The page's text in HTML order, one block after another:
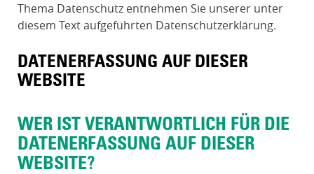
Thema Datenschutz entnehmen Sie unserer unter
diesem Text aufgeführten Datenschutzerklärung.
DATENERFASSUNG AUF DIESER
WEBSITE
WER IST VERANTWORTLICH FÜR DIE
DATENERFASSUNG AUF DIESER
WEBSITE?